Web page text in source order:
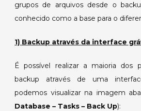
grupos de arquivos desde o
conhecido como a base para o
1) Backup através da interface
É possível realizar a maioria dos
backup através de uma
podemos visualizar na imagem
Database – Tasks – Back Up):